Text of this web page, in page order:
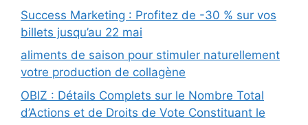
Success Marketing : Profitez de -30 % sur vos
billets jusqu’au 22 mai
aliments de saison pour stimuler naturellement
votre production de collagène
OBIZ : Détails Complets sur le Nombre Total
d’Actions et de Droits de Vote Constituant le